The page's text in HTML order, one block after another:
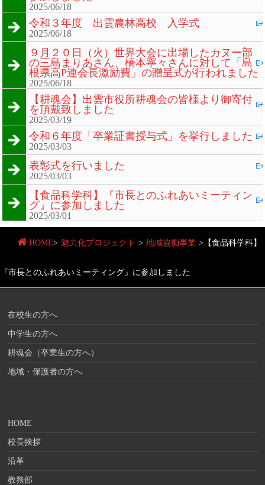
2025/06/18
令和３年度 出雲農林高校 入学式
2025/06/18
９月２０日（火）世界大会に出場したカヌー部
の三島まりあさん、橋本寧々さんに対して「島
根県高P連会長激励費」の贈呈式が行われました
2025/06/18
【耕魂会】出雲市役所耕魂会の皆様より御寄付
を頂戴致しました
2025/03/19
令和６年度「卒業証書授与式」を挙行しました
2025/03/03
表彰式を行いました
2025/03/03
【食品科学科】『市長とのふれあいミーティン
グ』に参加しました
2025/03/01
HOME> 魅力化プロジェクト > 地域協働事業 > 【食品科学科】
『市長とのふれあいミーティング』に参加しました
在校生の方へ
中学生の方へ
耕魂会（卒業生の方へ）
地域・保護者の方へ
HOME
校長挨拶
沿革
教務部